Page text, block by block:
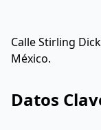
Calle Stirling
México.
Datos